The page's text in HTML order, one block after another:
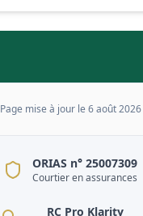
Page mise à jour le 6 août 2026
ORIAS n° 25007309
Courtier en assurances
RC Pro Klarity